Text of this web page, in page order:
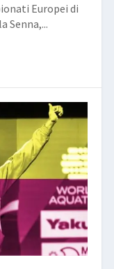
Europei di
Senna,...